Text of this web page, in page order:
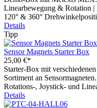
Linearbewegung & Rotation
120° & 360°
Details
Tipp
Sensor Magnets Starter Box
25,00 €*
Starter-Box mit
Sortiment an
Rotations-, Joystick- und
Details